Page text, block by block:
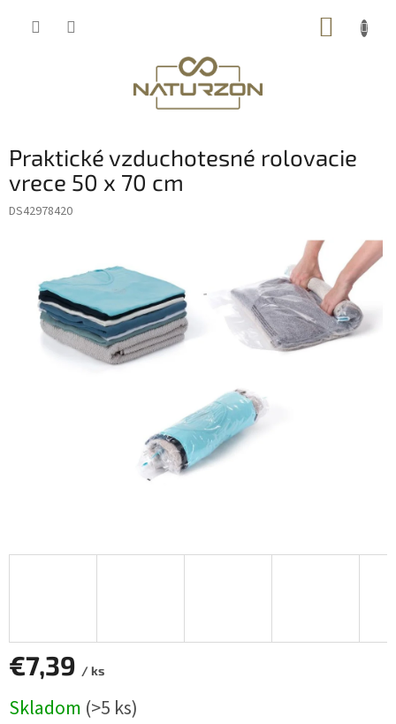
Praktické vzduchotesné rolovacie
vrece 50 x 70 cm
DS42978420
€7,39 / ks
cena:
Skladom (>5 ks)